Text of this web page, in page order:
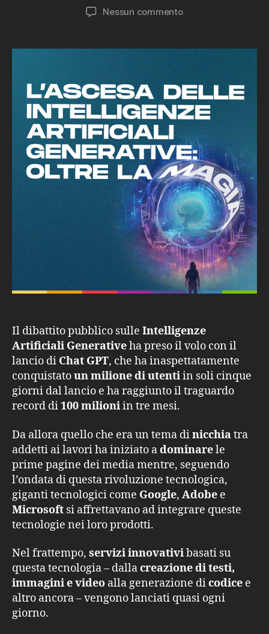
dell'articolo
Nessun commentosu
Intelligenze
Artificiali
Generative:
oltre
la
magia
Il dibattito pubblico sulle Intelligenze
Artificiali Generativeha preso il volo con il
lancio di Chat GPT, che ha inaspettatamente
conquistatoun milione di utentiin soli cinque
giorni dal lancio e ha raggiunto il traguardo
record di100 milioniin tre mesi.
Da allora quello che era un tema dinicchiatra
addetti ai lavori ha iniziato adominarele
prime pagine dei media mentre, seguendo
l’ondata di questa rivoluzione tecnologica,
giganti tecnologici come Google, Adobe e
Microsoft si affrettavano ad integrare queste
tecnologie nei loro prodotti.
Nel frattempo, servizi innovativibasati su
questa tecnologia – dallacreazione di testi,
immagini e video alla generazione dicodice e
altro ancora – vengono lanciati quasi ogni
giorno.